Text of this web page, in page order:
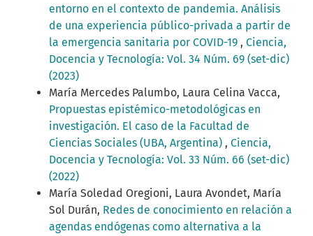
entorno en el contexto de pandemia. Análisis
de una experiencia público-privada a partir de
la emergencia sanitaria por COVID-19 , Ciencia,
Docencia y Tecnología: Vol. 34 Núm. 69 (set-dic)
(2023)
María Mercedes Palumbo, Laura Celina Vacca,
Propuestas epistémico-metodológicas en
investigación. El caso de la Facultad de
Ciencias Sociales (UBA, Argentina) , Ciencia,
Docencia y Tecnología: Vol. 33 Núm. 66 (set-dic)
(2022)
María Soledad Oregioni, Laura Avondet, María
Sol Durán, Redes de conocimiento en relación a
agendas endógenas como alternativa a la